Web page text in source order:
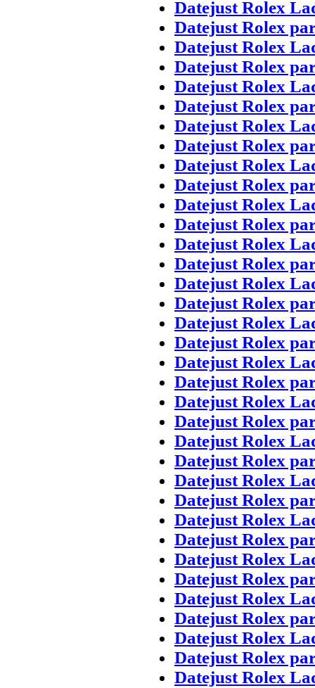
Datejust Rolex
Datejust Rolex
Datejust Rolex
Datejust Rolex
Datejust Rolex
Datejust Rolex
Datejust Rolex
Datejust Rolex
Datejust Rolex
Datejust Rolex
Datejust Rolex
Datejust Rolex
Datejust Rolex
Datejust Rolex
Datejust Rolex
Datejust Rolex
Datejust Rolex
Datejust Rolex
Datejust Rolex
Datejust Rolex
Datejust Rolex
Datejust Rolex
Datejust Rolex
Datejust Rolex
Datejust Rolex
Datejust Rolex
Datejust Rolex
Datejust Rolex
Datejust Rolex
Datejust Rolex
Datejust Rolex
Datejust Rolex
Datejust Rolex
Datejust Rolex
Datejust Rolex